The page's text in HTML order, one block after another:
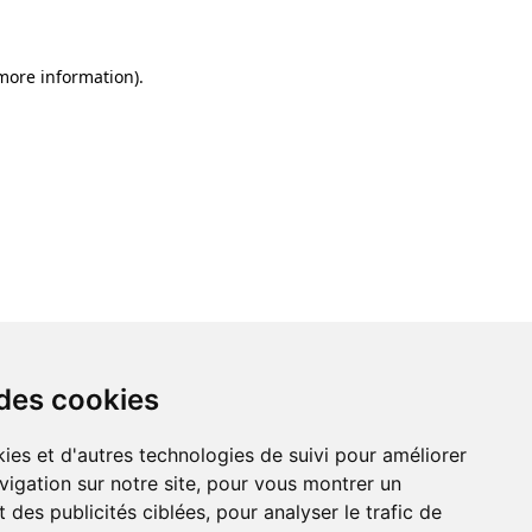
cookies
et d'autres technologies de suivi pour améliorer
sur notre site, pour vous montrer un
des publicités ciblées, pour analyser le trafic de
information).